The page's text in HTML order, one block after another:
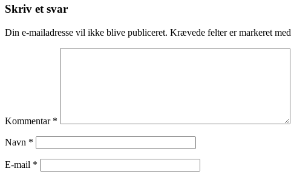
Skriv et svar
Din e-mailadresse vil ikke blive publiceret. Krævede felter er markeret med
Kommentar *
Navn *
E-mail *